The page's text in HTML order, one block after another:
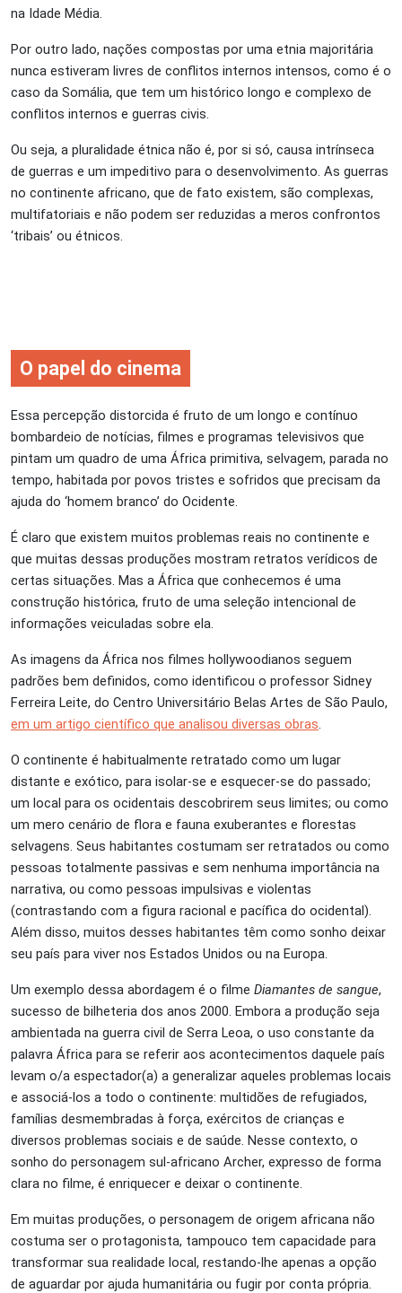
na Idade Média.
Por outro lado, nações compostas por uma etnia majoritária
nunca estiveram livres de conflitos internos intensos, como é o
caso da Somália, que tem um histórico longo e complexo de
conflitos internos e guerras civis.
Ou seja, a pluralidade étnica não é, por si só, causa intrínseca
de guerras e um impeditivo para o desenvolvimento. As guerras
no continente africano, que de fato existem, são complexas,
multifatoriais e não podem ser reduzidas a meros confrontos
‘tribais’ ou étnicos.
O papel do cinema
Essa percepção distorcida é fruto de um longo e contínuo
bombardeio de notícias, filmes e programas televisivos que
pintam um quadro de uma África primitiva, selvagem, parada no
tempo, habitada por povos tristes e sofridos que precisam da
ajuda do ‘homem branco’ do Ocidente.
É claro que existem muitos problemas reais no continente e
que muitas dessas produções mostram retratos verídicos de
certas situações. Mas a África que conhecemos é uma
construção histórica, fruto de uma seleção intencional de
informações veiculadas sobre ela.
As imagens da África nos filmes hollywoodianos seguem
padrões bem definidos, como identificou o professor Sidney
Ferreira Leite, do Centro Universitário Belas Artes de São Paulo,
em um artigo científico que analisou diversas obras.
O continente é habitualmente retratado como um lugar
distante e exótico, para isolar-se e esquecer-se do passado;
um local para os ocidentais descobrirem seus limites; ou como
um mero cenário de flora e fauna exuberantes e florestas
selvagens. Seus habitantes costumam ser retratados ou como
pessoas totalmente passivas e sem nenhuma importância na
narrativa, ou como pessoas impulsivas e violentas
(contrastando com a figura racional e pacífica do ocidental).
Além disso, muitos desses habitantes têm como sonho deixar
seu país para viver nos Estados Unidos ou na Europa.
Um exemplo dessa abordagem é o filme Diamantes de sangue,
sucesso de bilheteria dos anos 2000. Embora a produção seja
ambientada na guerra civil de Serra Leoa, o uso constante da
palavra África para se referir aos acontecimentos daquele país
levam o/a espectador(a) a generalizar aqueles problemas locais
e associá-los a todo o continente: multidões de refugiados,
famílias desmembradas à força, exércitos de crianças e
diversos problemas sociais e de saúde. Nesse contexto, o
sonho do personagem sul-africano Archer, expresso de forma
clara no filme, é enriquecer e deixar o continente.
Em muitas produções, o personagem de origem africana não
costuma ser o protagonista, tampouco tem capacidade para
transformar sua realidade local, restando-lhe apenas a opção
de aguardar por ajuda humanitária ou fugir por conta própria.